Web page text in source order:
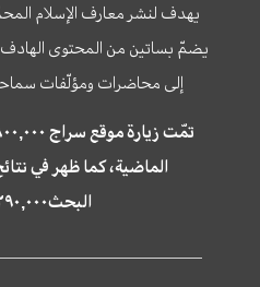
يهدف لنشر معارف الإسلام
يضمّ بساتين من المحتوى
إلى محاضرات ومؤلّفات
الماضية، كما ظهر في
البحث٢٢,٢٩٠,٠٠٠ مرّة.